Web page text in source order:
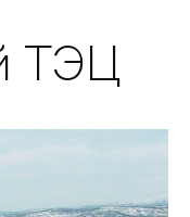
ТЭЦ